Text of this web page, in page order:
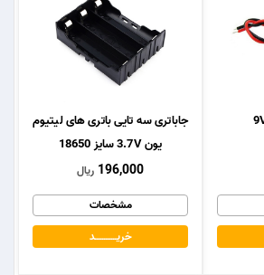
جاباتری سه تایی باتری های لیتیوم
یون 3.7V سایز 18650
196,000 ریال
مشخصات
خریــــــــــــد